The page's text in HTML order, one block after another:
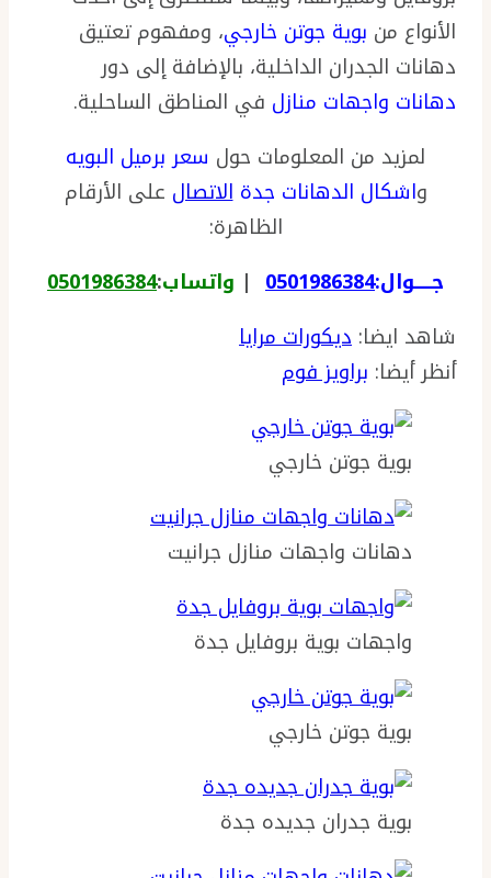
الأنواع من بوية جوتن خارجي، ومفهوم تعتيق
دهانات الجدران الداخلية، بالإضافة إلى دور
دهانات واجهات منازل في المناطق الساحلية.
لمزيد من المعلومات حول سعر برميل البويه
واشكال الدهانات جدة الاتصال على الأرقام
الظاهرة:
جـــــوال:0501986384
| واتساب:
0501986384
شاهد ايضا: ديكورات مرايا
أنظر أيضا: براويز فوم
بوية جوتن خارجي
دهانات واجهات منازل جرانيت
واجهات بوية بروفايل جدة
بوية جوتن خارجي
بوية جدران جديده جدة